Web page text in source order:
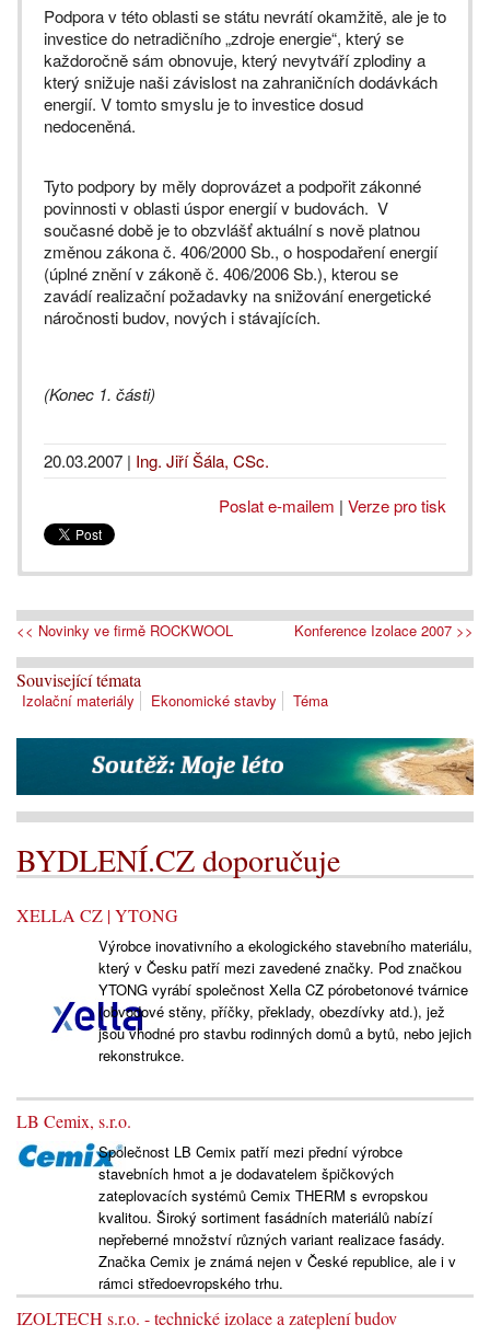
Podpora v této oblasti se státu nevrátí okamžitě, ale je to
investice do netradičního „zdroje energie“, který se
každoročně sám obnovuje, který nevytváří zplodiny a
který snižuje naši závislost na zahraničních dodávkách
energií. V tomto smyslu je to investice dosud
nedoceněná.
Tyto podpory by měly doprovázet a podpořit zákonné
povinnosti v oblasti úspor energií v budovách. V
současné době je to obzvlášť aktuální s nově platnou
změnou zákona č. 406/2000 Sb., o hospodaření energií
(úplné znění v zákoně č. 406/2006 Sb.), kterou se
zavádí realizační požadavky na snižování energetické
náročnosti budov, nových i stávajících.
(Konec 1. části)
20.03.2007 | Ing. Jiří Šála, CSc.
Poslat e-mailem | Verze pro tisk
<< Novinky ve firmě ROCKWOOL Konference Izolace 2007 >>
Související témata
Izolační materiály Ekonomické stavby Téma
BYDLENÍ.CZ doporučuje
XELLA CZ | YTONG
Výrobce inovativního a ekologického stavebního materiálu,
který v Česku patří mezi zavedené značky. Pod značkou
YTONG vyrábí společnost Xella CZ pórobetonové tvárnice
(obvodové stěny, příčky, překlady, obezdívky atd.), jež
jsou vhodné pro stavbu rodinných domů a bytů, nebo jejich
rekonstrukce.
LB Cemix, s.r.o.
Společnost LB Cemix patří mezi přední výrobce
stavebních hmot a je dodavatelem špičkových
zateplovacích systémů Cemix THERM s evropskou
kvalitou. Široký sortiment fasádních materiálů nabízí
nepřeberné množství různých variant realizace fasády.
Značka Cemix je známá nejen v České republice, ale i v
rámci středoevropského trhu.
IZOLTECH s.r.o. - technické izolace a zateplení budov